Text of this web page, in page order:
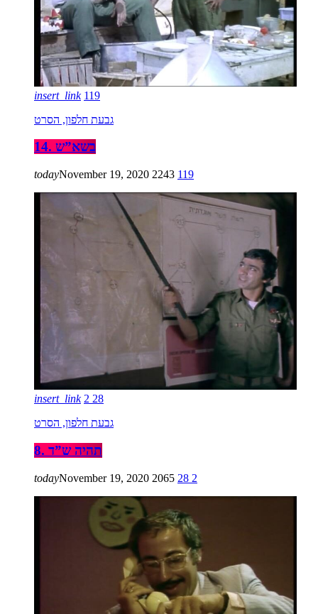
insert_link 119
גבעת חלפון, הסרט
14. בשא”ש
todayNovember 19, 2020 2243 119
insert_link 2 28
גבעת חלפון, הסרט
8. תהיה ש”ד
todayNovember 19, 2020 2065 28 2